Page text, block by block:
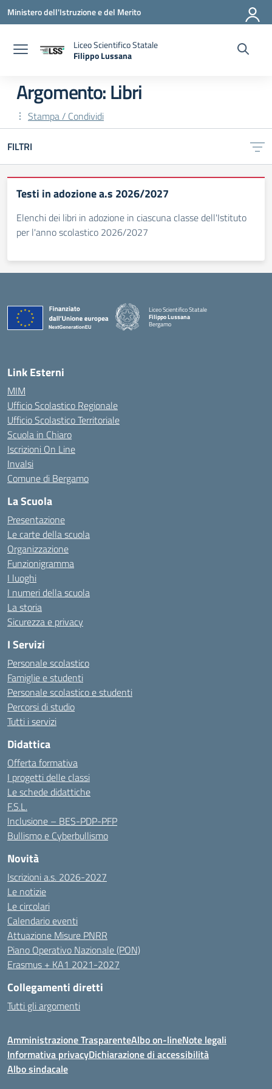
Vai ai contenuti
Vai al menu di navigazione
Vai al footer
Ministero dell'Istruzione e del Merito
Liceo Scientifico Statale
Filippo Lussana
Argomento: Libri
Stampa / Condividi
FILTRI
Testi in adozione a.s 2026/2027
Elenchi dei libri in adozione in ciascuna classe dell'Istituto
per l'anno scolastico 2026/2027
Liceo Scientifico Statale
Filippo Lussana
Bergamo
— Visita la pagina iniziale della scuola
Link Esterni
MIM
Ufficio Scolastico Regionale
Ufficio Scolastico Territoriale
Scuola in Chiaro
Iscrizioni On Line
Invalsi
Comune di Bergamo
La Scuola
Presentazione
Le carte della scuola
Organizzazione
Funzionigramma
I luoghi
I numeri della scuola
La storia
Sicurezza e privacy
I Servizi
Personale scolastico
Famiglie e studenti
Personale scolastico e studenti
Percorsi di studio
Tutti i servizi
Didattica
Offerta formativa
I progetti delle classi
Le schede didattiche
F.S.L.
Inclusione – BES-PDP-PFP
Bullismo e Cyberbullismo
Novità
Iscrizioni a.s. 2026-2027
Le notizie
Le circolari
Calendario eventi
Attuazione Misure PNRR
Piano Operativo Nazionale (PON)
Erasmus + KA1 2021-2027
Collegamenti diretti
Tutti gli argomenti
Amministrazione TrasparenteAlbo on-lineNote legali
Informativa privacyDichiarazione di accessibilità
Albo sindacale